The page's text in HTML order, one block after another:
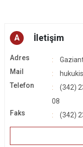
A İletişim
Adres
Mail
Telefon
(342)
08
Faks
(342)